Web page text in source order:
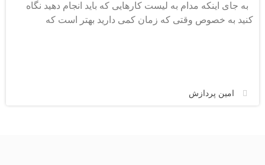
به جای اینکه مدام به لیست کارهایی که باید انجام دهید نگاه
کنید به خصوص وقتی که زمان کمی دارید بهتر است که
امین پردازش